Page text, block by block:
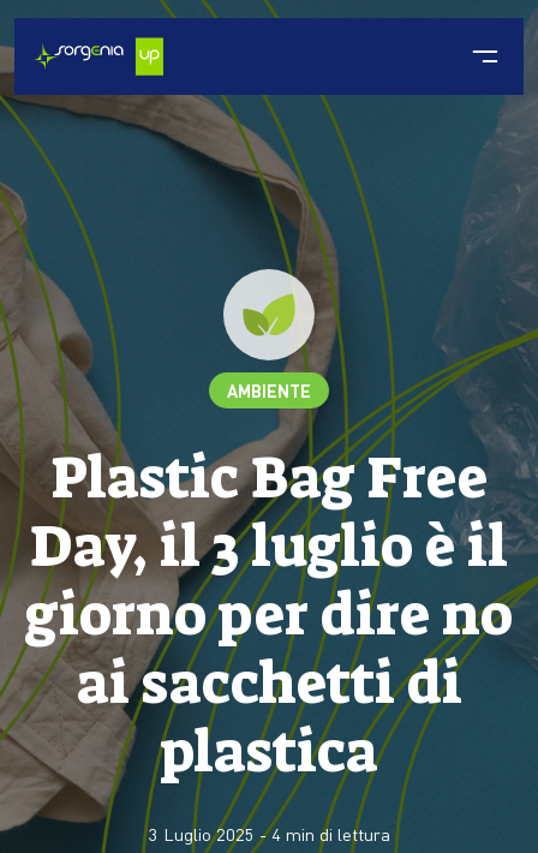
AMBIENTE
Plastic Bag Free
Day, il 3 luglio è il
giorno per dire no
ai sacchetti di
plastica
3 Luglio 2025 -4min di lettura